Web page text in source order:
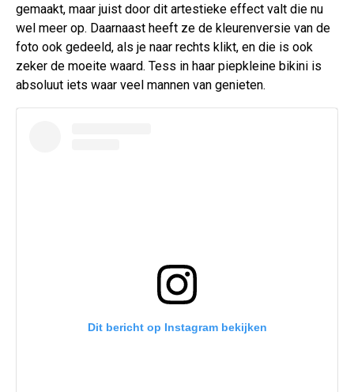
gemaakt, maar juist door dit artestieke effect valt die nu
wel meer op. Daarnaast heeft ze de kleurenversie van de
foto ook gedeeld, als je naar rechts klikt, en die is ook
zeker de moeite waard. Tess in haar piepkleine bikini is
absoluut iets waar veel mannen van genieten.
Dit bericht op Instagram bekijken